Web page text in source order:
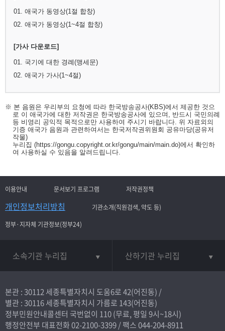
01. 애국가 동영상(1절 합창)
02. 애국가 동영상(1~4절 합창)
[가사 다운로드]
01. 국기에 대한 경례(맹세문)
02. 애국가 가사(1~4절)
※ 본 음원은 우리부의 요청에 따라 한국방송공사(KBS)에서 제공한 것으
로 이 애국가에 대한 저작권은 한국방송공사에 있으며, 반드시 국민의례
등 비영리 공익적 목적으로만 사용하여 주시기 바랍니다. 위 자료외의
기증 애국가 음원과 관련하여서는 한국저작권위원회 공유마당(공유저
작물)
누리집 (https://gongu.copyright.or.kr/gongu/main/main.do)에서 확인하
여 사용하실 수 있음을 알려드립니다.
이용안내 문서보기 프로그램 저작권정책
개인정보처리방침
기관소개(직원검색, 약도 등)
정부·지자체 기관정보(정부24)
소속기관 누리집 산하기관 누리집
본관 : 30112 세종특별자치시 도움6로 42(어진동) /
별관 : 30116 세종특별자치시 가름로 143(어진동)
정부민원안내콜센터 국번없이 110(무료, 평일 9시~18시)
행정안전부 대표전화02-2100-3399/ 팩스 044-204-8911